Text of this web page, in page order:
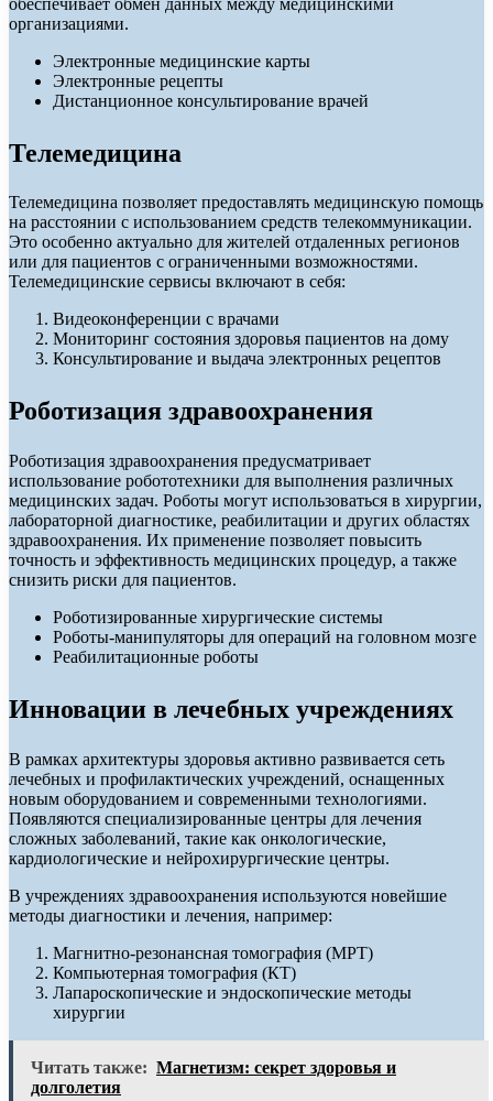
организациями.
Электронные медицинские карты
Электронные рецепты
Дистанционное консультирование врачей
Телемедицина
Телемедицина позволяет предоставлять медицинскую помощь
на расстоянии с использованием средств телекоммуникации.
Это особенно актуально для жителей отдаленных регионов
или для пациентов с ограниченными возможностями.
Телемедицинские сервисы включают в себя:
Видеоконференции с врачами
Мониторинг состояния здоровья пациентов на дому
Консультирование и выдача электронных рецептов
Роботизация здравоохранения
Роботизация здравоохранения предусматривает
использование робототехники для выполнения различных
медицинских задач. Роботы могут использоваться в хирургии,
лабораторной диагностике, реабилитации и других областях
здравоохранения. Их применение позволяет повысить
точность и эффективность медицинских процедур, а также
снизить риски для пациентов.
Роботизированные хирургические системы
Роботы-манипуляторы для операций на головном мозге
Реабилитационные роботы
Инновации в лечебных учреждениях
В рамках архитектуры здоровья активно развивается сеть
лечебных и профилактических учреждений, оснащенных
новым оборудованием и современными технологиями.
Появляются специализированные центры для лечения
сложных заболеваний, такие как онкологические,
кардиологические и нейрохирургические центры.
В учреждениях здравоохранения используются новейшие
методы диагностики и лечения, например:
Магнитно-резонансная томография (МРТ)
Компьютерная томография (КТ)
Лапароскопические и эндоскопические методы
хирургии
Читать также: Магнетизм: секрет здоровья и
долголетия